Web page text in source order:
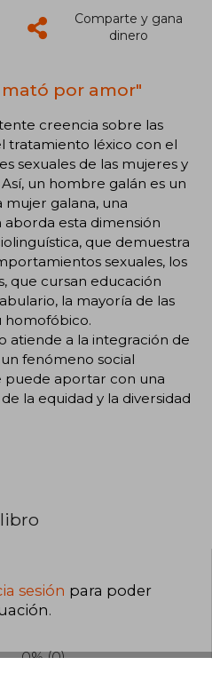
Comparte y gana
dinero
por amor"
creencia sobre las
tratamiento léxico con el
sexuales de las mujeres y
un hombre galán es un
mujer galana, una
aborda esta dimensión
que demuestra
sexuales, los
que cursan educación
la mayoría de las
homofóbico.
atiende a la integración de
fenómeno social
puede aportar con una
la equidad y la diversidad
sesión para poder
.
0% (0)